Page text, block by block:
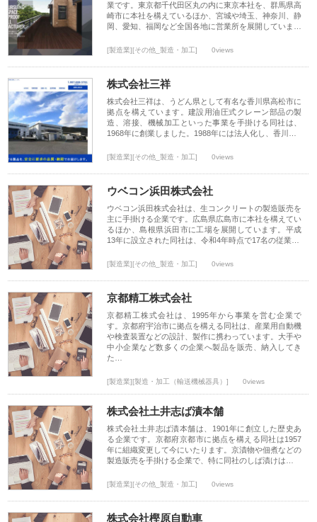
業です。東京都千代田区丸の内に東京本社を、群馬県高
崎市に本社を構えているほか、宮城や埼玉、神奈川、静
岡、愛知、福岡など全国各地に営業所を展開していま…
[製造業][その他_製造・加工] 0views
株式会社三祥
株式会社三祥は、うどん県として有名な香川県高松市に
拠点を構えています。建設用油圧式クレーン部品の製
造、溶接、機械加工といった事業を手掛ける同社は、
1968年に創業しました。1988年には法人化し、香川…
[製造業][その他_製造・加工] 0views
ウベコン浜田株式会社
ウベコン浜田株式会社は、生コンクリートの製造販売を
主に手掛ける企業です。広島県広島市に本社を構えてい
るほか、島根県浜田市に工場を展開しています。平成
13年に設立された同社は、令和4年時点で17名の従業…
[製造業][その他_製造・加工] 0views
京都精工株式会社
京都精工株式会社は、1995年から事業を営む企業で
す。京都府宇治市に拠点を構える同社は、産業用自動機
や検査装置などの設計、製作に携わっています。大手や
中小企業など数多くの企業へ製品を販売、納入してき
た…
[製造業][製造・加工（輸送機械器具）] 0views
株式会社土井志ば漬本舗
株式会社土井志ば漬本舗は、1901年に創立した歴史あ
る企業です。京都府京都市に拠点を構える同社は1957
年に組織変更して今にいたります。京漬物や佃煮などの
製造販売を手掛ける企業で、特に同社のしば漬けは…
[製造業][その他_製造・加工] 0views
株式会社樫原自動車